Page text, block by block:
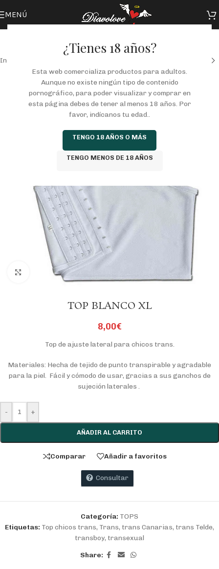
¿Tienes 18 años?
Esta web comercializa productos para adultos.
Aunque no existe ningún tipo de contenido
pornográfico, para poder visualizar y comprar en
esta página debes de tener al menos 18 años. Por
favor, indícanos tu edad..
TENGO 18 AÑOS O MÁS
TENGO MENOS DE 18 AÑOS
MENÚ
Inicio
Click to enlarge
TOP BLANCO XL
8,00€
Top de ajuste lateral para chicos trans.
Materiales: Hecha de tejido de punto transpirable y agradable
para la piel. Fácil y cómodo de usar, gracias a sus ganchos de
sujeción laterales .
- +
AÑADIR AL CARRITO
Comparar Añadir a favoritos
Consultar
Categoría: TOPS
Etiquetas: Top chicos trans, Trans, trans Canarias, trans Telde,
transboy, transexual
Share: